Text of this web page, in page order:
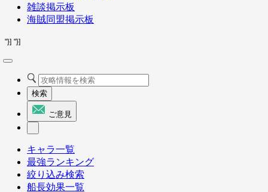
雑談掲示板
海賊同盟掲示板
"}] "}]
検索
ご意見
キャラ一覧
最強ランキング
絞り込み検索
船長効果一覧